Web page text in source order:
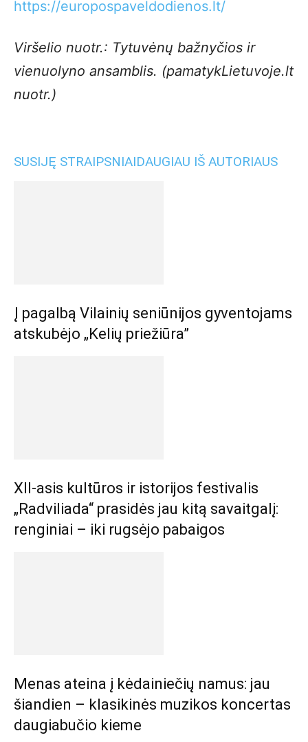
https://europospaveldodienos.lt/
Viršelio nuotr.: Tytuvėnų bažnyčios ir
vienuolyno ansamblis. (pamatykLietuvoje.lt
nuotr.)
SUSIJĘ STRAIPSNIAIDAUGIAU IŠ AUTORIAUS
Į pagalbą Vilainių seniūnijos gyventojams
atskubėjo „Kelių priežiūra”
XII-asis kultūros ir istorijos festivalis
„Radviliada“ prasidės jau kitą savaitgalį:
renginiai – iki rugsėjo pabaigos
Menas ateina į kėdainiečių namus: jau
šiandien – klasikinės muzikos koncertas
daugiabučio kieme